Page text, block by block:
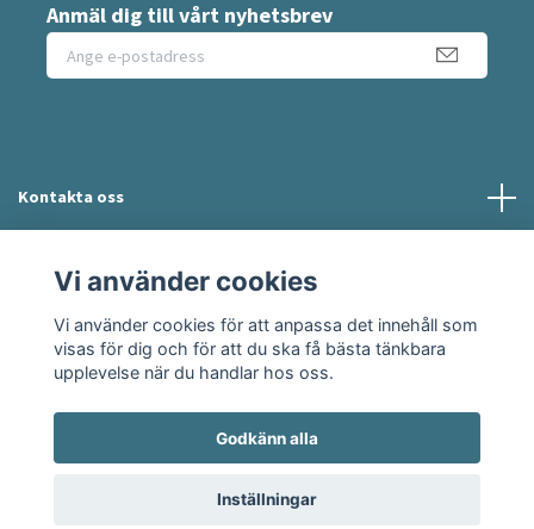
Anmäl dig till vårt nyhetsbrev
Kontakta oss
Sociala medier
© 2026 Moshie
Vi använder cookies
Vi använder cookies för att anpassa det innehåll som
visas för dig och för att du ska få bästa tänkbara
upplevelse när du handlar hos oss.
Godkänn alla
Inställningar